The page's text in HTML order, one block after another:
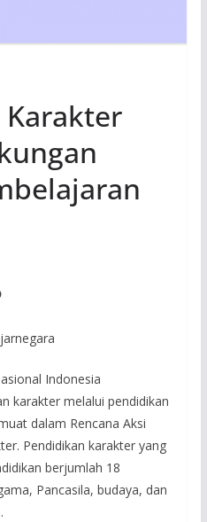
Indonesia
karakter melalui pendidikan
dalam Rencana Aksi
Pendidikan karakter yang
berjumlah 18
Pancasila, budaya, dan